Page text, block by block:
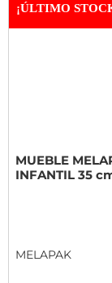
¡ÚLTIMO
MUEBLE
INFANTIL 35
MELAPAK